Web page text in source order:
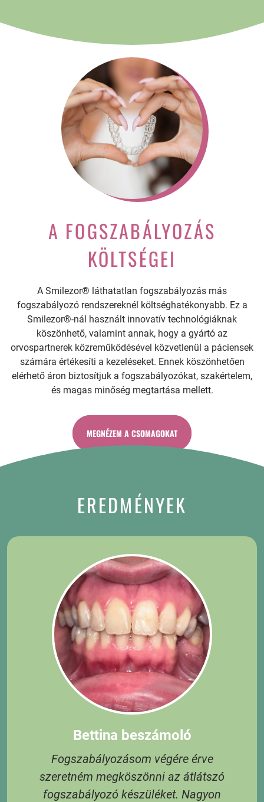
A FOGSZABÁLYOZÁS
KÖLTSÉGEI
A Smilezor® láthatatlan fogszabályozás más
fogszabályozó rendszereknél költséghatékonyabb. Ez a
Smilezor®-nál használt innovatív technológiáknak
köszönhető, valamint annak, hogy a gyártó az
orvospartnerek közreműködésével közvetlenül a páciensek
számára értékesíti a kezeléseket. Ennek köszönhetően
elérhető áron biztosítjuk a fogszabályozókat, szakértelem,
és magas minőség megtartása mellett.
MEGNÉZEM A CSOMAGOKAT
EREDMÉNYEK
Bettina beszámoló
Fogszabályozásom végére érve
szeretném megköszönni az átlátszó
fogszabályozó készüléket. Nagyon